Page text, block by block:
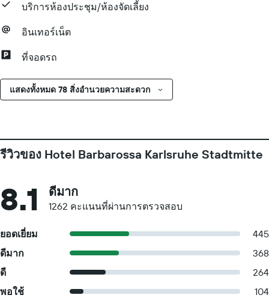
บริการห้องประชุม/ห้องจัดเลี้ยง
อินเทอร์เน็ต
ที่จอดรถ
แสดงทั้งหมด 78 สิ่งอำนวยความสะดวก
รีวิวของ Hotel Barbarossa Karlsruhe Stadtmitte
8.1 ดีมาก
1262 คะแนนที่ผ่านการตรวจสอบ
ยอดเยี่ยม
445
ดีมาก
368
ดี
264
พอใช้
104